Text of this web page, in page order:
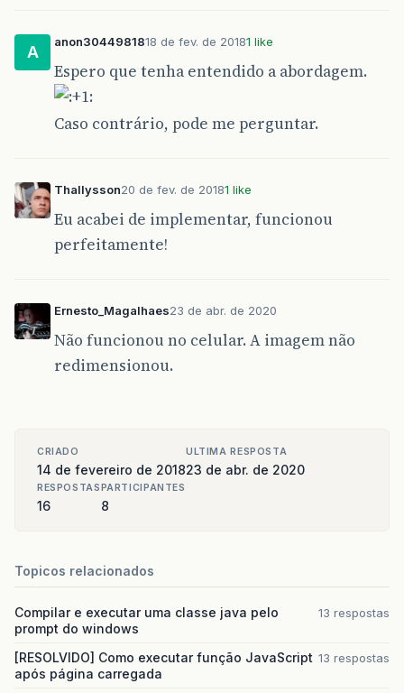
A
anon3044981818 de fev. de 20181 like
Espero que tenha entendido a abordagem.
Caso contrário, pode me perguntar.
Thallysson20 de fev. de 20181 like
Eu acabei de implementar, funcionou
perfeitamente!
Ernesto_Magalhaes23 de abr. de 2020
Não funcionou no celular. A imagem não
redimensionou.
CRIADO
14 de fevereiro de 2018
ULTIMA RESPOSTA
23 de abr. de 2020
RESPOSTAS
16
PARTICIPANTES
8
Topicos relacionados
Compilar e executar uma classe java pelo
prompt do windows
13 respostas
[RESOLVIDO] Como executar função JavaScript
após página carregada
13 respostas